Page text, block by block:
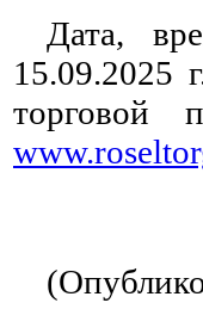
Дата,
15.09.2025
торговой